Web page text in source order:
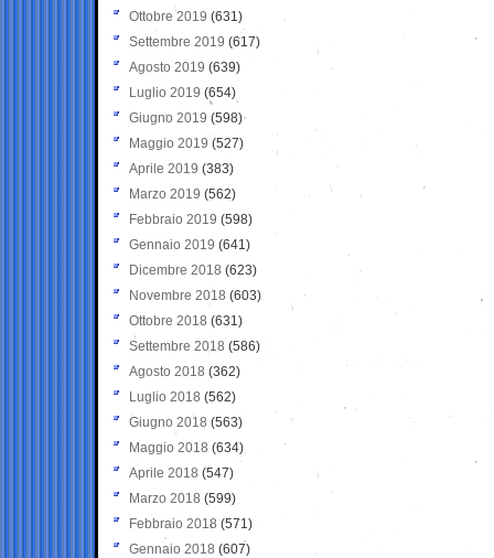
Ottobre 2019 (631)
Settembre 2019 (617)
Agosto 2019 (639)
Luglio 2019 (654)
Giugno 2019 (598)
Maggio 2019 (527)
Aprile 2019 (383)
Marzo 2019 (562)
Febbraio 2019 (598)
Gennaio 2019 (641)
Dicembre 2018 (623)
Novembre 2018 (603)
Ottobre 2018 (631)
Settembre 2018 (586)
Agosto 2018 (362)
Luglio 2018 (562)
Giugno 2018 (563)
Maggio 2018 (634)
Aprile 2018 (547)
Marzo 2018 (599)
Febbraio 2018 (571)
Gennaio 2018 (607)